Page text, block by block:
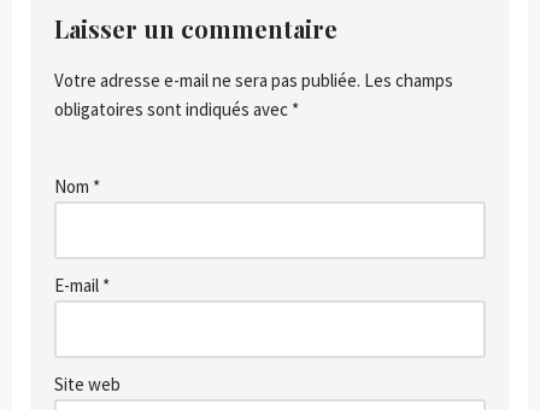
Laisser un commentaire
Votre adresse e-mail ne sera pas publiée. Les champs
obligatoires sont indiqués avec *
Nom *
E-mail *
Site web